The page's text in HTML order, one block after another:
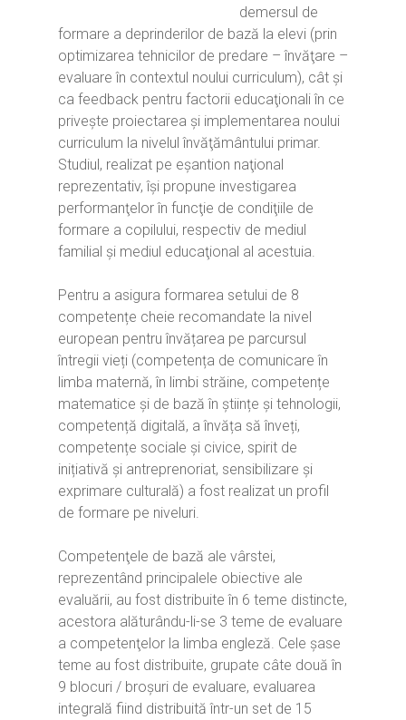
demersul de
formare a deprinderilor de bază la elevi (prin
optimizarea tehnicilor de predare – învăţare –
evaluare în contextul noului curriculum), cât şi
ca feedback pentru factorii educaţionali în ce
priveşte proiectarea şi implementarea noului
curriculum la nivelul învăţământului primar.
Studiul, realizat pe eşantion naţional
reprezentativ, îşi propune investigarea
performanţelor în funcţie de condiţiile de
formare a copilului, respectiv de mediul
familial şi mediul educaţional al acestuia.
Pentru a asigura formarea setului de 8
competențe cheie recomandate la nivel
european pentru învățarea pe parcursul
întregii vieți (competența de comunicare în
limba maternă, în limbi străine, competențe
matematice și de bază în științe și tehnologii,
competență digitală, a învăța să înveți,
competențe sociale și civice, spirit de
inițiativă și antreprenoriat, sensibilizare și
exprimare culturală) a fost realizat un profil
de formare pe niveluri.
Competenţele de bază ale vârstei,
reprezentând principalele obiective ale
evaluării, au fost distribuite în 6 teme distincte,
acestora alăturându-li-se 3 teme de evaluare
a competenţelor la limba engleză. Cele şase
teme au fost distribuite, grupate câte două în
9 blocuri / broşuri de evaluare, evaluarea
integrală fiind distribuită într-un set de 15